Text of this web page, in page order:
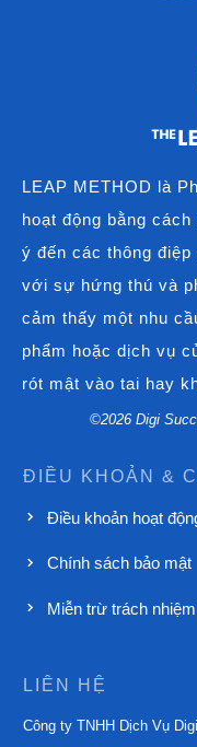
LEAP METHOD là
hoạt động bằng
ý đến các thông
với sự hứng thú và
cảm thấy một nhu
phẩm hoặc dịch vụ
rót mật vào tai hay
©2026Digi
ĐIỀU KHOẢN &
Điều khoản hoạt
Chính sách bảo mật
Miễn trừ trách
LIÊN HỆ
Công ty TNHH Dịch Vụ